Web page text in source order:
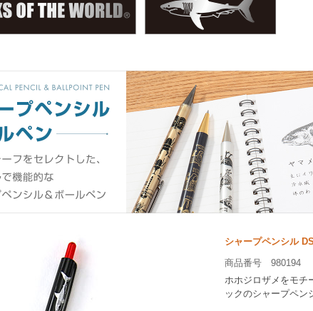
シャープペンシル
商品番号 980194
ホホジロザメをモチ
ックのシャープペン